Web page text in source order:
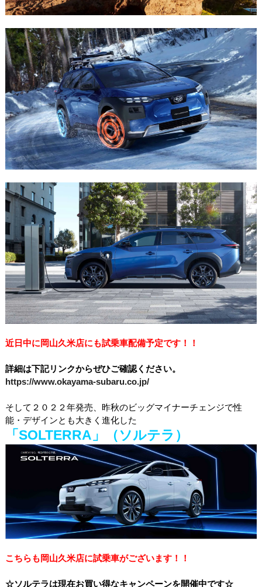
近日中に岡山久米店にも試乗車配備予定です！！
詳細は下記リンクからぜひご確認ください。
https://www.okayama-subaru.co.jp/
そして２０２２年発売、昨秋のビッグマイナーチェンジで性
能・デザインとも大きく進化した
「SOLTERRA」（ソルテラ）
こちらも岡山久米店に試乗車がございます！！
☆ソルテラは現在お買い得なキャンペーンを開催中です☆